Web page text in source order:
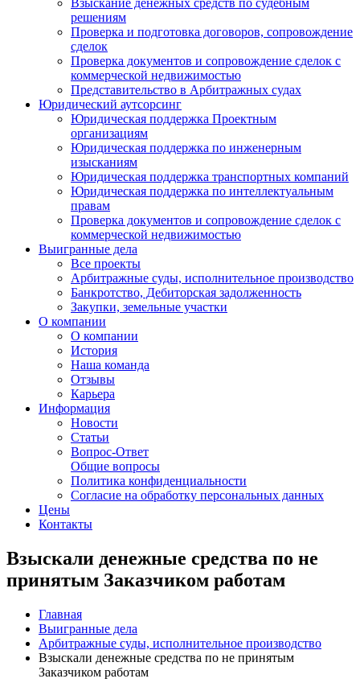
Взыскание денежных средств по судебным
решениям
Проверка и подготовка договоров, сопровождение
сделок
Проверка документов и сопровождение сделок с
коммерческой недвижимостью
Представительство в Арбитражных судах
Юридический аутсорсинг
Юридическая поддержка Проектным
организациям
Юридическая поддержка по инженерным
изысканиям
Юридическая поддержка транспортных компаний
Юридическая поддержка по интеллектуальным
правам
Проверка документов и сопровождение сделок с
коммерческой недвижимостью
Выигранные дела
Все проекты
Арбитражные суды, исполнительное производство
Банкротство, Дебиторская задолженность
Закупки, земельные участки
О компании
О компании
История
Наша команда
Отзывы
Карьера
Информация
Новости
Статьи
Вопрос-Ответ
Общие вопросы
Политика конфиденциальности
Согласие на обработку персональных данных
Цены
Контакты
Взыскали денежные средства по не
принятым Заказчиком работам
Главная
Выигранные дела
Арбитражные суды, исполнительное производство
Взыскали денежные средства по не принятым
Заказчиком работам